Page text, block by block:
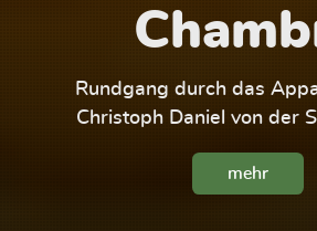
Rundgang durch das
Christoph Daniel von der
mehr